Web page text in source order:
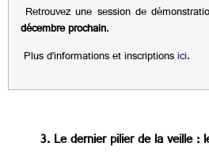
Retrouvez une session de
décembre prochain.
Plus d’informations et inscriptionsici.
3. Le dernier pilier de la veille :